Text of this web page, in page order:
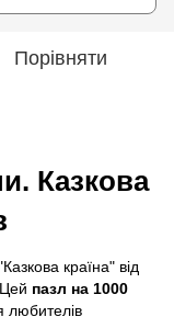
Порівняти
Казкова
країна" від
пазл на 1000
любителів